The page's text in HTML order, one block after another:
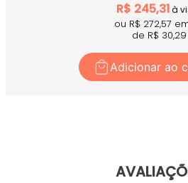
R$ 245,31à
ou R$ 272,57
de R$ 30,29
Adicionar ao